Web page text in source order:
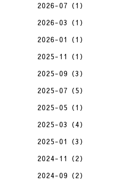
2026-07（1）
2026-03（1）
2026-01（1）
2025-11（1）
2025-09（3）
2025-07（5）
2025-05（1）
2025-03（4）
2025-01（3）
2024-11（2）
2024-09（2）